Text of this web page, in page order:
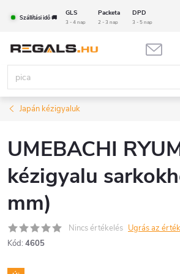
tartalomhoz
Szállítási idő 🚚
GLS Packeta DPD
3 - 4 nap 2 - 3 nap 3 - 5 nap
Japán kézigyaluk
UMEBACHI
kézigyalu
mm)
Nincs értékelés Ugrás az
Kód: 4605